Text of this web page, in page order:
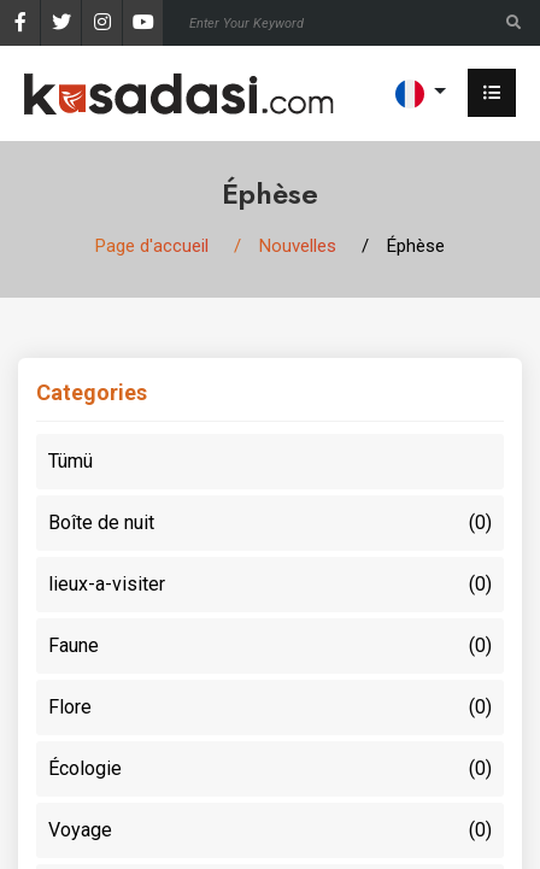
Éphèse
Page d'accueil Nouvelles Éphèse
Categories
Tümü
Boîte de nuit (0)
lieux-a-visiter (0)
Faune (0)
Flore (0)
Écologie (0)
Voyage (0)